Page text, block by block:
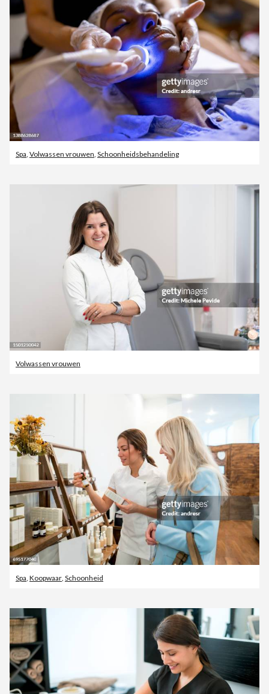
Spa, Volwassen vrouwen, Schoonheidsbehandeling
Volwassen vrouwen
Spa Koopwaar Schoonheid